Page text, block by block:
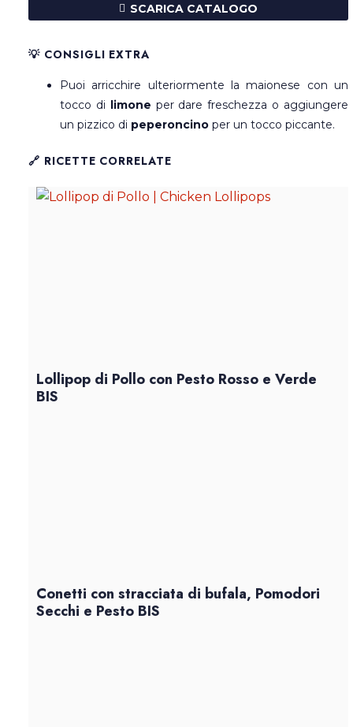
SCARICA CATALOGO
💡 CONSIGLI EXTRA
Puoi arricchire ulteriormente la maionese con un
tocco di limone per dare freschezza o aggiungere
un pizzico di peperoncino per un tocco piccante.
🔗 RICETTE CORRELATE
Lollipop di Pollo con Pesto Rosso e Verde
BIS
Conetti con stracciata di bufala, Pomodori
Secchi e Pesto BIS